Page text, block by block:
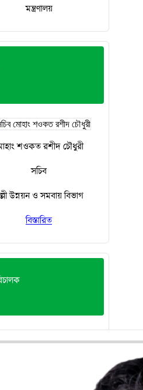
মন্ত্রণালয়
শওকত রশীদ চৌধুরী
সচিব
উন্নয়ন ও সমবায় বিভাগ
বিস্তারিত